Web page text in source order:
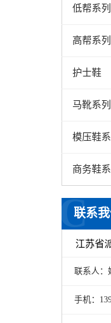
低帮系列
高帮系列
护士鞋
马靴系列
模压鞋系
商务鞋系
联系我
C
江苏省
联系人：
手机：